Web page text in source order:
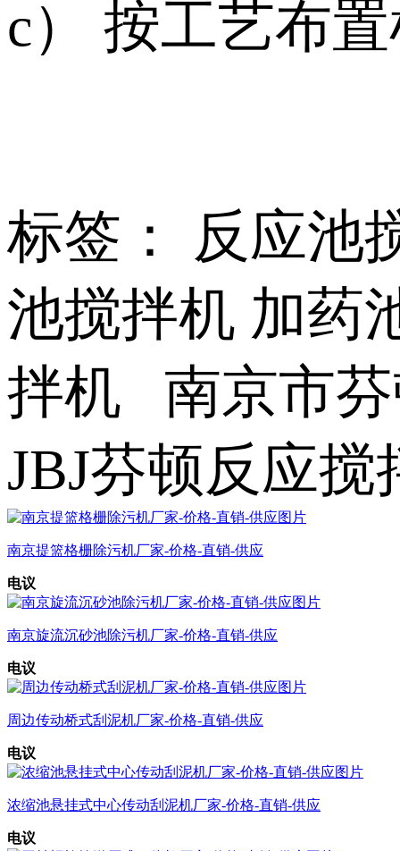
c） 按工艺布
标签： 反应池
池搅拌机 加药
拌机 南京市
JBJ芬顿反应
南京提篮格栅除污机厂家-价格-直销-供应
电议
南京旋流沉砂池除污机厂家-价格-直销-供应
电议
周边传动桥式刮泥机厂家-价格-直销-供应
电议
浓缩池悬挂式中心传动刮泥机厂家-价格-直销-供应
电议